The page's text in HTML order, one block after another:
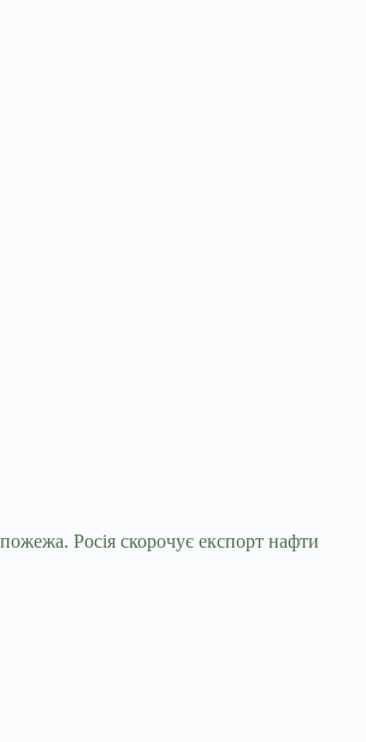
Росія скорочує експорт нафти